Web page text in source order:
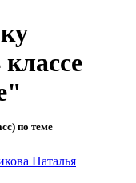
по теме
Наталья